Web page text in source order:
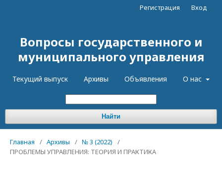
Вопросы государственного и
муниципального управления
Текущий выпуск Архивы Объявления О нас
Найти
Регистрация Вход
Главная / Архивы / № 3 (2022)
/
ПРОБЛЕМЫ УПРАВЛЕНИЯ: ТЕОРИЯ И ПРАКТИКА